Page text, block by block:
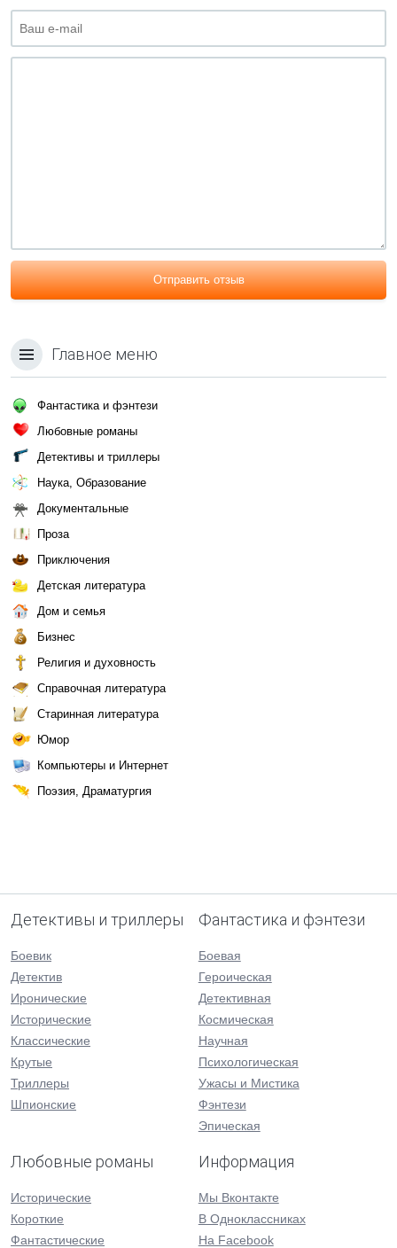
Отправить отзыв
Главное меню
Фантастика и фэнтези
Любовные романы
Детективы и триллеры
Наука, Образование
Документальные
Проза
Приключения
Детская литература
Дом и семья
Бизнес
Религия и духовность
Справочная литература
Старинная литература
Юмор
Компьютеры и Интернет
Поэзия, Драматургия
Детективы и триллеры
Боевик
Детектив
Иронические
Исторические
Классические
Крутые
Триллеры
Шпионские
Фантастика и фэнтези
Боевая
Героическая
Детективная
Космическая
Научная
Психологическая
Ужасы и Мистика
Фэнтези
Эпическая
Любовные романы
Исторические
Короткие
Фантастические
Информация
Мы Вконтакте
В Одноклассниках
На Facebook